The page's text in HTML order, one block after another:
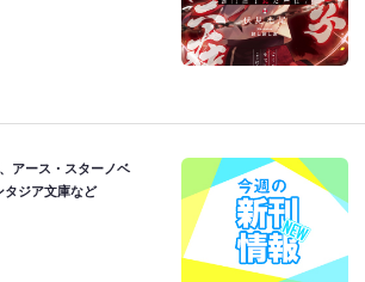
アース・スターノベ
タジア文庫など